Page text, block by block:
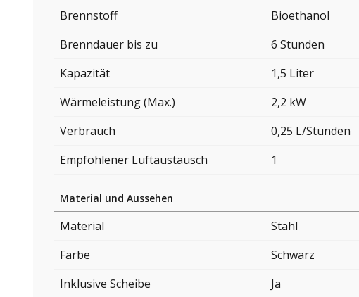
Brennstoff
Bioethanol
Brenndauer bis zu
6 Stunden
Kapazität
1,5 Liter
Wärmeleistung (Max.)
2,2 kW
Verbrauch
0,25 L/Stunden
Empfohlener Luftaustausch
1
Material und Aussehen
Material
Stahl
Farbe
Schwarz
Inklusive Scheibe
Ja